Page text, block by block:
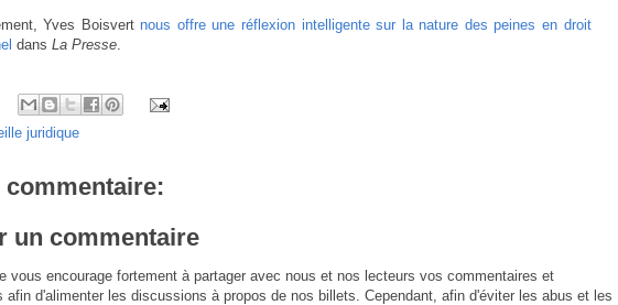
Yves Boisvert nous offre une réflexion intelligente sur la nature des peines en droit
dans La Presse.
juridique
commentaire:
un commentaire
vous encourage fortement à partager avec nous et nos lecteurs vos commentaires et
afin d'alimenter les discussions à propos de nos billets. Cependant, afin d'éviter les abus et les